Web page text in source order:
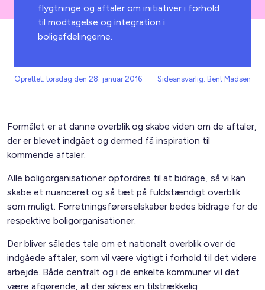
flygtninge og aftaler om initiativer i forhold
til modtagelse og integration i
boligafdelingerne.
Oprettet: torsdag den 28. januar 2016 Sideansvarlig: Bent Madsen
Formålet er at danne overblik og skabe viden om de aftaler,
der er blevet indgået og dermed få inspiration til
kommende aftaler.
Alle boligorganisationer opfordres til at bidrage, så vi kan
skabe et nuanceret og så tæt på fuldstændigt overblik
som muligt. Forretningsførerselskaber bedes bidrage for de
respektive boligorganisationer.
Der bliver således tale om et nationalt overblik over de
indgåede aftaler, som vil være vigtigt i forhold til det videre
arbejde. Både centralt og i de enkelte kommuner vil det
være afgørende, at der sikres en tilstrækkelig